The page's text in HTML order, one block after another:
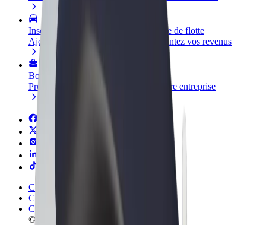
Inscrivez-vous en tant que propriétaire de flotte
Ajoutez votre flotte sur Bolt et augmentez vos revenus
Bolt for Business
Produits et services Bolt adaptés à votre entreprise
Conditions générales
Confidentialité
Cookies
© 2026 Bolt Technology OÜ